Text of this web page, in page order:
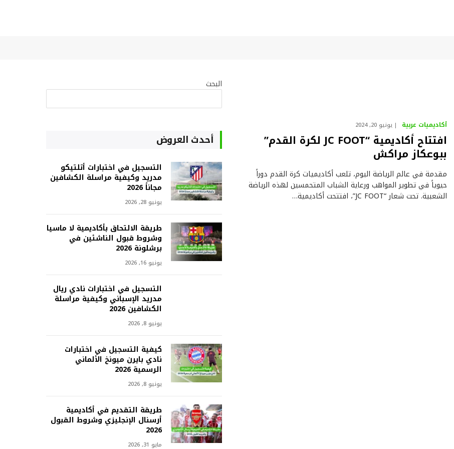
أكاديميات عربية يونيو 20, 2024
افتتاح أكاديمية “JC FOOT لكرة القدم”
ببوعكاز مراكش
مقدمة في عالم الرياضة اليوم، تلعب أكاديميات كرة القدم دوراً
حيوياً في تطوير المواهب ورعاية الشباب المتحمسين لهذه الرياضة
الشعبية. تحت شعار “JC FOOT”، افتتحت أكاديمية…
البحث
أحدث العروض
التسجيل في اختبارات أتلتيكو
مدريد وكيفية مراسلة الكشافين
مجاناً 2026
يونيو 28, 2026
طريقة الالتحاق بأكاديمية لا ماسيا
وشروط قبول الناشئين في
برشلونة 2026
يونيو 16, 2026
التسجيل في اختبارات نادي ريال
مدريد الإسباني وكيفية مراسلة
الكشافين 2026
يونيو 8, 2026
كيفية التسجيل في اختبارات
نادي بايرن ميونخ الألماني
الرسمية 2026
يونيو 8, 2026
طريقة التقديم في أكاديمية
أرسنال الإنجليزي وشروط القبول
2026
مايو 31, 2026